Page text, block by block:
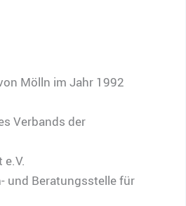
Mölln im Jahr 1992
Verbands der
und Beratungsstelle für